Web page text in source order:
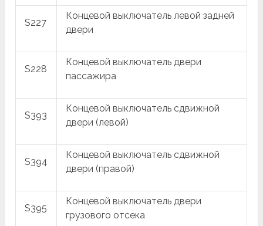
S227
Концевой выключатель левой задней
двери
S228
Концевой выключатель двери
пассажира
S393
Концевой выключатель сдвижной
двери (левой)
S394
Концевой выключатель сдвижной
двери (правой)
S395
Концевой выключатель двери
грузового отсека